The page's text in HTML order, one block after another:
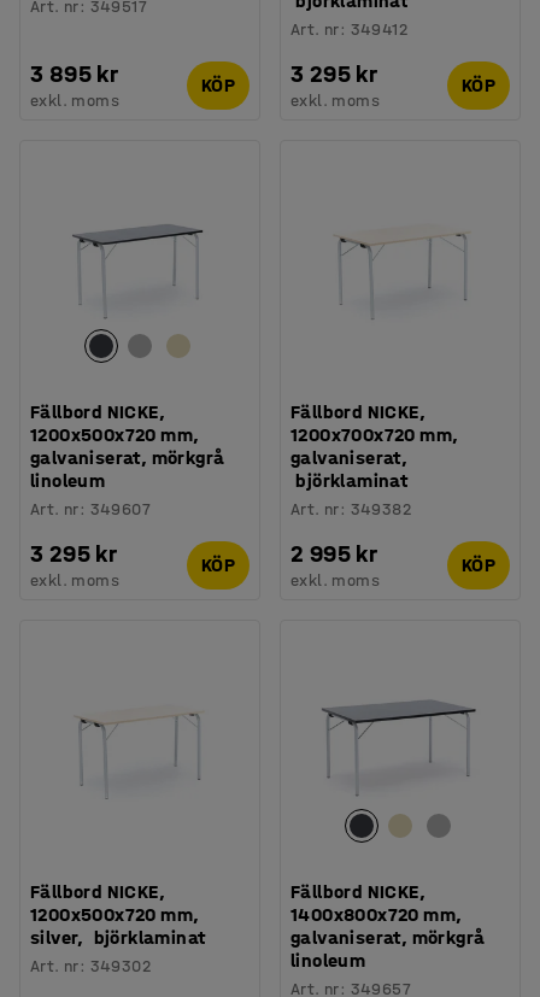
Art. nr: 349517
3 895 kr
exkl. moms
KÖP
Art. nr: 349412
3 295 kr
exkl. moms
KÖP
Fällbord NICKE,
1200x500x720 mm,
galvaniserat, mörkgrå
linoleum
Art. nr: 349607
3 295 kr
exkl. moms
KÖP
Fällbord NICKE,
1200x700x720 mm,
galvaniserat,
björklaminat
Art. nr: 349382
2 995 kr
exkl. moms
KÖP
Fällbord NICKE,
1200x500x720 mm,
silver, björklaminat
Art. nr: 349302
Fällbord NICKE,
1400x800x720 mm,
galvaniserat, mörkgrå
linoleum
Art. nr: 349657